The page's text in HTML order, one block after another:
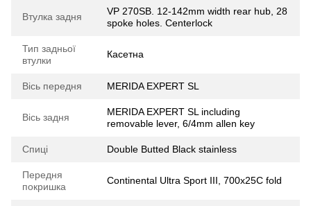
Втулка задня
VP 270SB. 12-142mm width rear hub, 28
spoke holes. Centerlock
Тип задньої
втулки
Касетна
Вісь передня MERIDA EXPERT SL
Вісь задня
MERIDA EXPERT SL including
removable lever, 6/4mm allen key
Спиці Double Butted Black stainless
Передня
покришка
Continental Ultra Sport III, 700x25C fold